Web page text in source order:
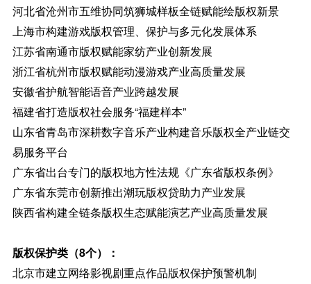
河北省沧州市五维协同筑狮城样板全链赋能绘版权新景
上海市构建游戏版权管理、保护与多元化发展体系
江苏省南通市版权赋能家纺产业创新发展
浙江省杭州市版权赋能动漫游戏产业高质量发展
安徽省护航智能语音产业跨越发展
福建省打造版权社会服务“福建样本”
山东省青岛市深耕数字音乐产业构建音乐版权全产业链交
易服务平台
广东省出台专门的版权地方性法规《广东省版权条例》
广东省东莞市创新推出潮玩版权贷助力产业发展
陕西省构建全链条版权生态赋能演艺产业高质量发展
版权保护类（8个）：
北京市建立网络影视剧重点作品版权保护预警机制